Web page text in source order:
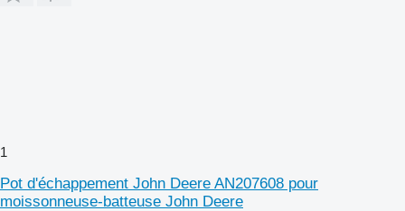
1
Pot d'échappement John Deere AN207608 pour
moissonneuse-batteuse John Deere